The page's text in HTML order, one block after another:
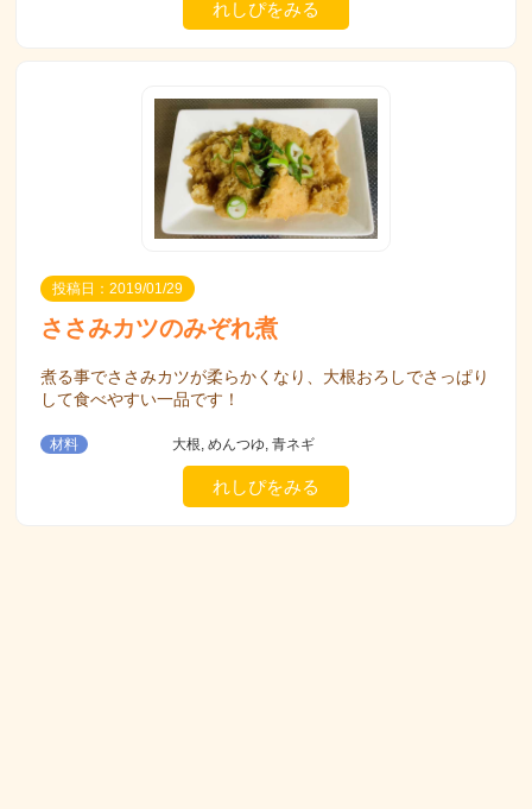
れしぴをみる
投稿日：2019/01/29
ささみカツのみぞれ煮
煮る事でささみカツが柔らかくなり、大根おろしでさっぱり
して食べやすい一品です！
材料 大根, めんつゆ, 青ネギ
れしぴをみる